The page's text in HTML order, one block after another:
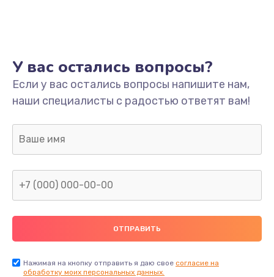
У вас остались вопросы?
Если у вас остались вопросы напишите нам,
наши специалисты с радостью ответят вам!
Нажимая на кнопку отправить я даю свое согласие на
обработку моих персональных данных.